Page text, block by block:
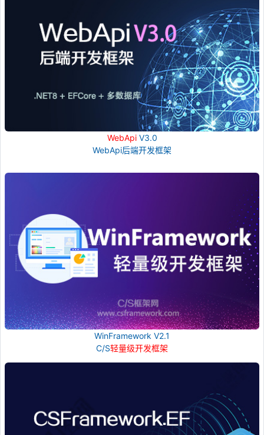
WebApiV3.0
WebApi后端开发框架
WinFramework V2.1
C/S轻量级开发框架